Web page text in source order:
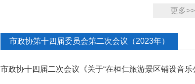
更多>>
市政协第十四届委员会第二次会议（2023年）
市政协十四届二次会议《关于“在桓仁旅游景区铺设音